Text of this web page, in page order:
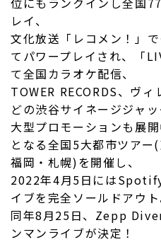
レイ、
文化放送「レコメン！」
てパワープレイされ、「
て全国カラオケ配信、
TOWER RECORDS、ヴ
どの渋谷サイネージジャ
大型プロモーションも展
となる全国5大都市ツアー
福岡・札幌)を開催し、
2022年4月5日には
イブを完全ソールドアウト
同年8月25日、Zepp
ンマンライブが決定！